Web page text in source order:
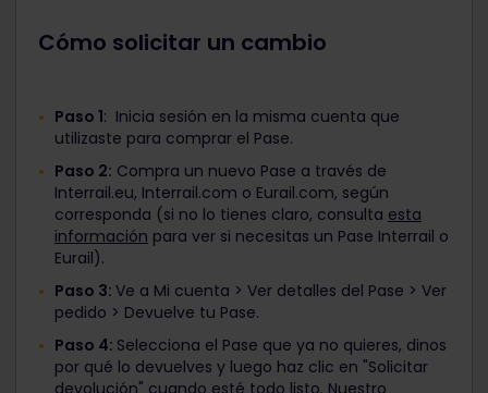
Cómo solicitar un cambio
Paso 1: Inicia sesión en la misma cuenta que
utilizaste para comprar el Pase.
Paso 2: Compra un nuevo Pase a través de
Interrail.eu, Interrail.com o Eurail.com, según
corresponda (si no lo tienes claro, consulta esta
información para ver si necesitas un Pase Interrail o
Eurail).
Paso 3: Ve a Mi cuenta > Ver detalles del Pase > Ver
pedido > Devuelve tu Pase.
Paso 4: Selecciona el Pase que ya no quieres, dinos
por qué lo devuelves y luego haz clic en "Solicitar
devolución" cuando esté todo listo. Nuestro